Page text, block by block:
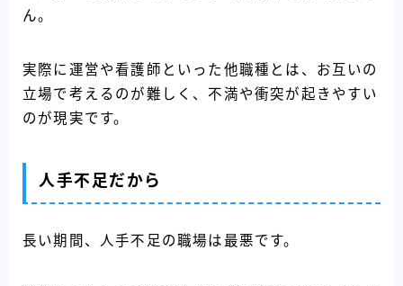
ん。
実際に運営や看護師といった他職種とは、お互いの
立場で考えるのが難しく、不満や衝突が起きやすい
のが現実です。
人手不足だから
長い期間、人手不足の職場は最悪です。